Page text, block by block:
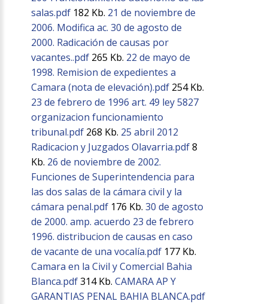
salas.pdf 182 Kb. 21 de noviembre de
2006. Modifica ac. 30 de agosto de
2000. Radicación de causas por
vacantes..pdf 265 Kb. 22 de mayo de
1998. Remision de expedientes a
Camara (nota de elevación).pdf 254 Kb.
23 de febrero de 1996 art. 49 ley 5827
organizacion funcionamiento
tribunal.pdf 268 Kb. 25 abril 2012
Radicacion y Juzgados Olavarria.pdf8
Kb. 26 de noviembre de 2002.
Funciones de Superintendencia para
las dos salas de la cámara civil y la
cámara penal.pdf 176 Kb.30 de agosto
de 2000. amp. acuerdo 23 de febrero
1996. distribucion de causas en caso
de vacante de una vocalía.pdf 177 Kb.
Camara en la Civil y Comercial Bahia
Blanca.pdf314 Kb.CAMARA AP Y
GARANTIAS PENAL BAHIA BLANCA.pdf